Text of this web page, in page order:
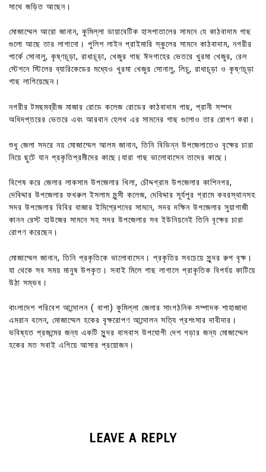
সাথে জড়িত আছেন।
মোজাম্মেল আরো জানান, কুমিল্লা ডায়াবেটিক হাসপাতালের সামনে যে কাঠবাদাম গাছ
গুলো আছে তার লাগানো। পুলিশ লাইন প্রাইমারি স্কুলের সামনে কাঠবাদাম, নগরীর
পার্কে সোনালু, কৃষ্ণচূড়া, রাধাচূড়া, খেজুর গাছ ঈদগাহের ভেতরে খুরমা খেজুর, রেল
স্টেশনে স্টিলের ব্যারিকেডের মধ্যেও খুরমা খেজুর সোনালু, লিচু, রাধাচূড়া ও কৃষ্ণচূড়া
গাছ লাগিয়েছেন।
নগরীর টমছমব্রীজ মাজার রোডে কলেজ রোডের কাঠবাদাম গাছ, প্রানী সম্পদ
অধিদপ্তরের ভেতরে এবং আরবান হেলথ এর সামনের গাছ গুলোও তার রোপণ করা।
শুধু জেলা সদরে নয় মোজাম্মেল আলম জানান, তিনি বিভিন্ন উপজেলাতেও বৃক্ষের চারা
নিয়ে ছুটে যান প্রকৃতিপ্রমীদের কাছে।যারা গাছ ভালোবাসেন তাদের কাছে।
বিশেষ করে জেলার লাকসাম উপজেলার খিলা, চৌদ্দগ্রাম উপজেলার কাশিনগর,
দেবিদ্দার উপজেলার ফখরুল ইসলাম মুন্সী কলেজ, দেবিদ্দার সূর্যপুর গ্রামে কবরস্থানসহ
সদর উপজেলার বিবির বাজার ইমিগ্রেশনের সামনে, সদর দক্ষিন উপজেলার সুয়াগাজী
কানন রেস্ট হাউজের সামনে সহ সদর উপজেলার সব ইউনিয়নেই তিনি বৃক্ষের চারা
রোপণ করেছেন।
মোজাম্মেল জানান, তিনি প্রকৃতিকে ভালোবাসেন। প্রকৃতির সবচেয়ে সুন্দর রুপ বৃক্ষ।
যা থেকে সব সময় মানুষ উপকৃত। সবাই মিলে গাছ লাগালে প্রাকৃতিক বিপর্যয় কাটিয়ে
উঠা সম্ভব।
বাংলাদেশ পরিবেশ আন্দোলন ( বাপা) কুমিল্লা জেলার সাংগঠনিক সম্পাদক শাহাজাদা
এমরান বলেন, মোজাম্মেল হকের বৃক্ষরোপণ আন্দোলন সত্যি প্রশংসার দাবীদার।
ভবিষ্যত প্রজন্মের জন্য একটি সুন্দর বাসবাস উপযোগী দেশ গড়ার জন্য মোজাম্মেল
হকের মত সবাই এগিয়ে আসার প্রয়োজন।
LEAVE A REPLY